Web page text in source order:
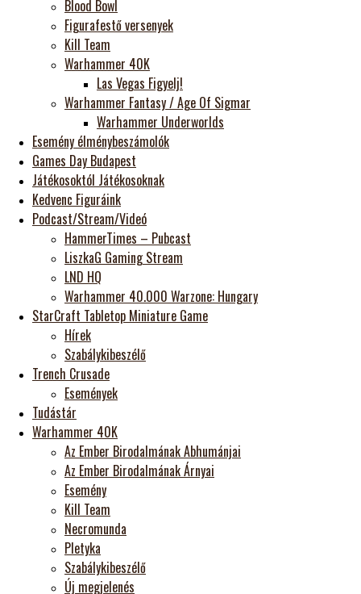
Blood Bowl
Figurafestő versenyek
Kill Team
Warhammer 40K
Las Vegas Figyelj!
Warhammer Fantasy / Age Of Sigmar
Warhammer Underworlds
Esemény élménybeszámolók
Games Day Budapest
Játékosoktól Játékosoknak
Kedvenc Figuráink
Podcast/Stream/Videó
HammerTimes – Pubcast
LiszkaG Gaming Stream
LND HQ
Warhammer 40.000 Warzone: Hungary
StarCraft Tabletop Miniature Game
Hírek
Szabálykibeszélő
Trench Crusade
Események
Tudástár
Warhammer 40K
Az Ember Birodalmának Abhumánjai
Az Ember Birodalmának Árnyai
Esemény
Kill Team
Necromunda
Pletyka
Szabálykibeszélő
Új megjelenés